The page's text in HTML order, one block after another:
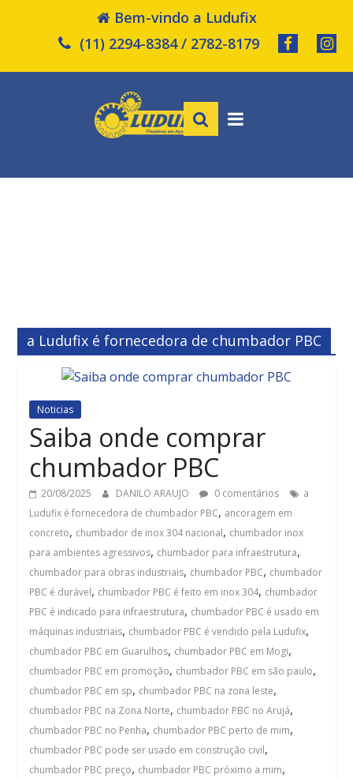
Bem-vindo a Ludufix
(11) 2294-8384 / 2782-8179
a Ludufix é fornecedora de chumbador PBC
Noticias
Saiba onde comprar
chumbador PBC
20/08/2025 DANILO ARAUJO 0 comentários
a
Ludufix é fornecedora de chumbador PBC, ancoragem em
concreto, chumbador de inox 304 nacional, chumbador inox
para ambientes agressivos, chumbador para infraestrutura,
chumbador para obras industriais, chumbador PBC, chumbador
PBC é durável, chumbador PBC é feito em inox 304, chumbador
PBC é indicado para infraestrutura, chumbador PBC é usado em
máquinas industriais, chumbador PBC é vendido pela Ludufix,
chumbador PBC em Guarulhos, chumbador PBC em Mogi,
chumbador PBC em promoção, chumbador PBC em são paulo,
chumbador PBC em sp, chumbador PBC na zona leste,
chumbador PBC na Zona Norte, chumbador PBC no Arujá,
chumbador PBC no Penha, chumbador PBC perto de mim,
chumbador PBC pode ser usado em construção civil,
chumbador PBC preço, chumbador PBC próximo a mim,